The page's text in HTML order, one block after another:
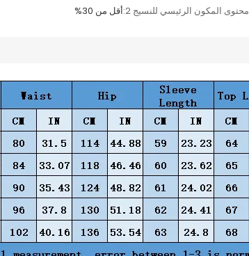
محتوى المكون الرئيسي للنسيج 2: أقل من 30%